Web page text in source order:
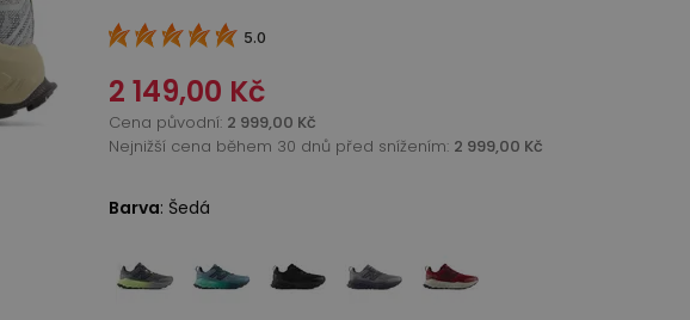
5.0
2 149,00 Kč
Cena původní: 2 999,00 Kč
Nejnižší cena během 30 dnů před snížením: 2 999,00 Kč
Barva: Šedá